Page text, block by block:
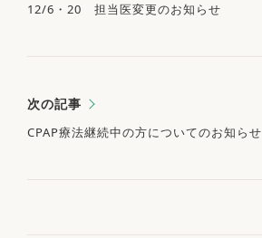
12/6・20 担当医変更のお知らせ
次の記事
CPAP療法継続中の方についてのお知らせ